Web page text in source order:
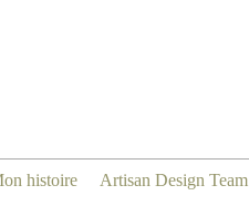
histoire Artisan Design Team